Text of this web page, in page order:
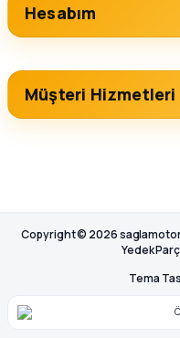
Hesabım
Müşteri Hizmetleri
Copyright © 2026
Yedek
Tema